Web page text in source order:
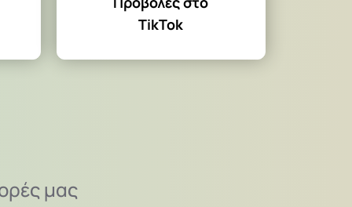
TikTok
μας